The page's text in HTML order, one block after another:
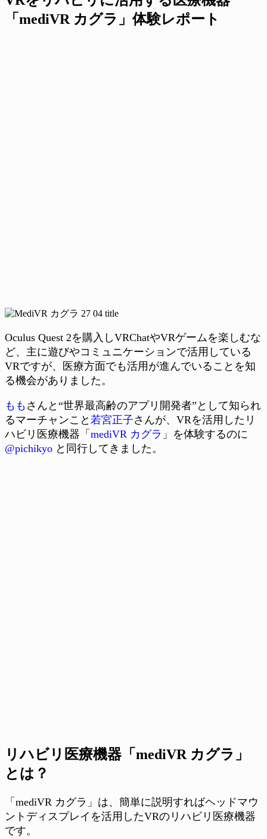
「mediVR カグラ」体験レポート
Oculus Quest 2を購入しVRChatやVRゲームを楽しむな
ど、主に遊びやコミュニケーションで活用している
VRですが、医療方面でも活用が進んでいることを知
る機会がありました。
もも さんと“世界最高齢のアプリ開発者”として知られ
るマーチャンこと 若宮正子さんが、VRを活用したリ
ハビリ医療機器「 mediVR カグラ 」を体験するのに
@pichikyo と同行してきました。
リハビリ医療機器「mediVR カグラ」
とは？
「mediVR カグラ」は、簡単に説明すればヘッドマウ
ントディスプレイを活用したVRのリハビリ医療機器
です。